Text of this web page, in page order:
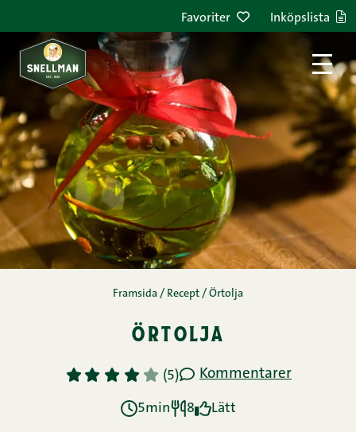
Favoriter Inköpslista
Framsida / Recept / Örtolja
örtolja
1 2 3 4 5 (5) Kommentarer
5min 8 Lätt